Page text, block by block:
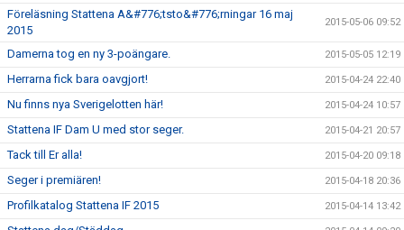
Föreläsning Stattena A&#776;tsto&#776;rningar 16 maj
2015
2015-05-06 09:52
Damerna tog en ny 3-poängare. 2015-05-05 12:19
Herrarna fick bara oavgjort! 2015-04-24 22:40
Nu finns nya Sverigelotten här! 2015-04-24 10:57
Stattena IF Dam U med stor seger. 2015-04-21 20:57
Tack till Er alla! 2015-04-20 09:18
Seger i premiären! 2015-04-18 20:36
Profilkatalog Stattena IF 2015 2015-04-14 13:42